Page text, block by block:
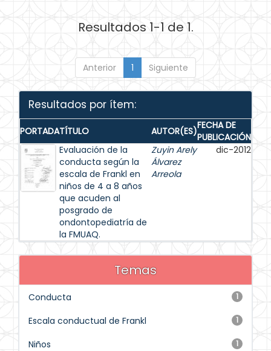
Resultados 1-1 de 1.
Anterior 1 Siguiente
Resultados por ítem:
PORTADATÍTULO AUTOR(ES)FECHA DE
PUBLICACIÓN
Evaluación de la
conducta según la
escala de Frankl en
niños de 4 a 8 años
que acuden al
posgrado de
ondontopediatría de
la FMUAQ.
Zuyin Arely
Álvarez
Arreola
dic-2012
Temas
1
Conducta
1
Escala conductual de Frankl
1
Niños